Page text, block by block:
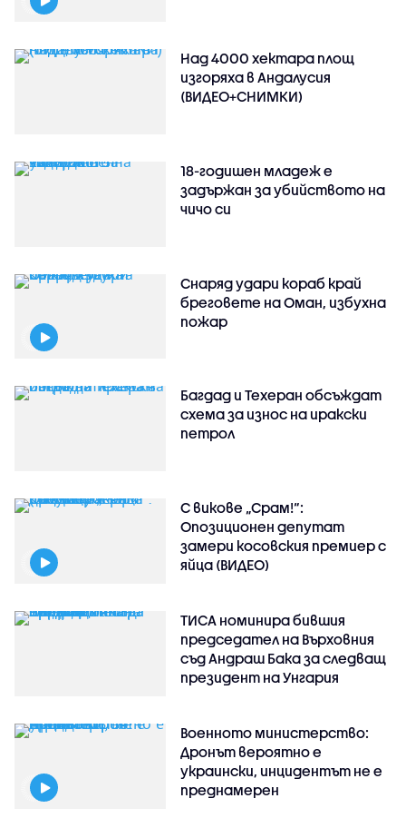
Над 4000 хектара площ
изгоряха в Андалусия
(ВИДЕО+СНИМКИ)
18-годишен младеж е
задържан за убийството на
чичо си
Снаряд удари кораб край
бреговете на Оман, избухна
пожар
Багдад и Техеран обсъждат
схема за износ на иракски
петрол
С викове „Срам!“:
Опозиционен депутат
замери косовския премиер с
яйца (ВИДЕО)
ТИСА номинира бившия
председател на Върховния
съд Андраш Бака за следващ
президент на Унгария
Военното министерство:
Дронът вероятно е
украински, инцидентът не е
преднамерен